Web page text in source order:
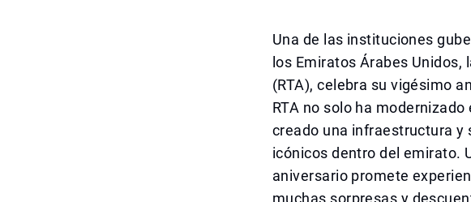
Una de las instituciones
los Emiratos Árabes
(RTA), celebra su vigésimo
RTA no solo ha
creado una infraestructura y
icónicos dentro del emirato.
aniversario promete
muchas sorpresas y